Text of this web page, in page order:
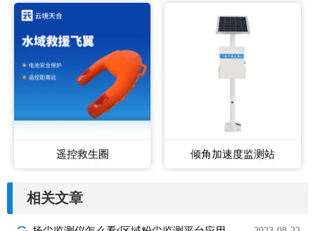
遥控救生圈 倾角加速度监测站
相关文章